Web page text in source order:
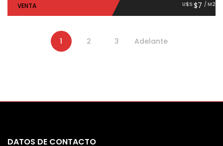
VENTA U$S $7 / M2
1 2 3 Adelante
DATOS DE CONTACTO